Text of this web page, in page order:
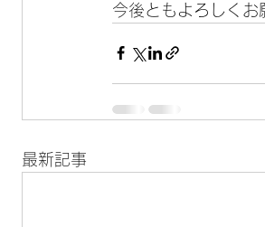
今後ともよろしくお
最新記事